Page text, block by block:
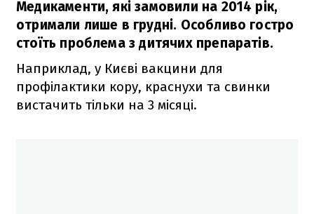
Медикаменти, які замовили на 2014 рік,
отримали лише в грудні. Особливо гостро
стоїть проблема з дитячих препаратів.
Наприклад, у Києві вакцини для
профілактики кору, краснухи та свинки
вистачить тільки на 3 місяці.